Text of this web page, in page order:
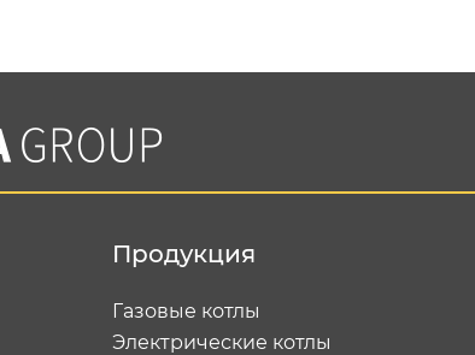
Продукция
Газовые котлы
Электрические котлы